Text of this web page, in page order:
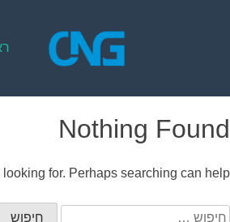
Nothing Found
looking for. Perhaps searching can help.
חיפוש: